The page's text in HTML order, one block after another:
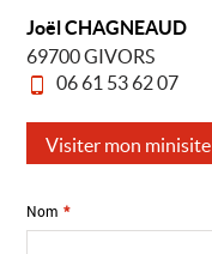
Joël CHAGNEAUD
69700 GIVORS
06 61 53 62 07
Visiter mon minisite
Nom *